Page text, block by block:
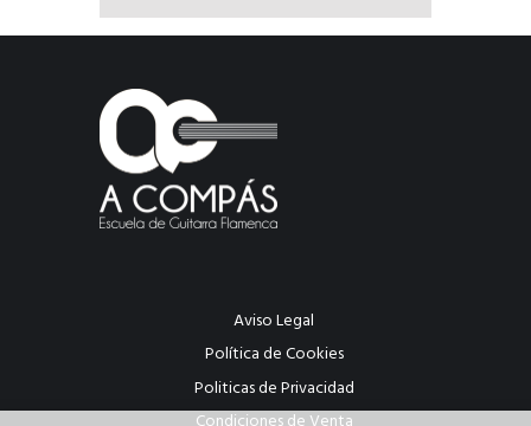
Aviso Legal
Política de Cookies
Politicas de Privacidad